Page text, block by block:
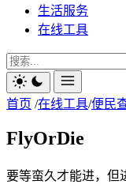
生活服务
在线工具
首页 /在线工具/便民
FlyOrDie
要等蛮久才能进，但